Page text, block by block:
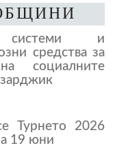
системи и
средства за
социалните
Турнето 2026
19 юни